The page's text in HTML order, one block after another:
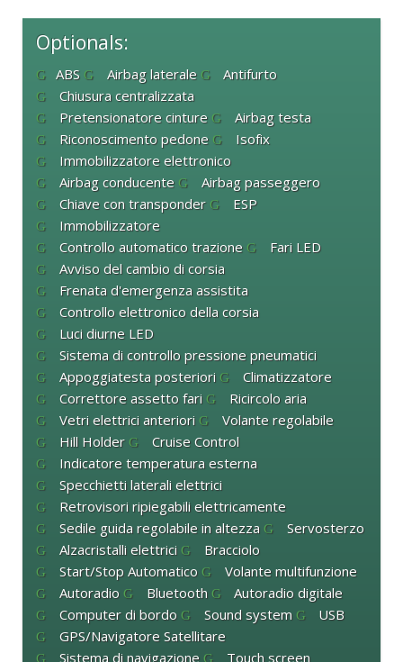
Optionals:
ABS Airbag laterale
Antifurto
Chiusura centralizzata
Pretensionatore cinture
Airbag testa
Riconoscimento pedone
Isofix
Immobilizzatore elettronico
Airbag conducente
Airbag passeggero
Chiave con transponder
ESP
Immobilizzatore
Controllo automatico trazione
Fari LED
Avviso del cambio di corsia
Frenata d'emergenza assistita
Controllo elettronico della corsia
Luci diurne LED
Sistema di controllo pressione pneumatici
Appoggiatesta posteriori
Climatizzatore
Correttore assetto fari
Ricircolo aria
Vetri elettrici anteriori
Volante regolabile
Hill Holder
Cruise Control
Indicatore temperatura esterna
Specchietti laterali elettrici
Retrovisori ripiegabili elettricamente
Sedile guida regolabile in altezza
Servosterzo
Alzacristalli elettrici
Bracciolo
Start/Stop Automatico
Volante multifunzione
Autoradio
Bluetooth
Autoradio digitale
Computer di bordo
Sound system
USB
GPS/Navigatore Satellitare
Sistema di navigazione
Touch screen